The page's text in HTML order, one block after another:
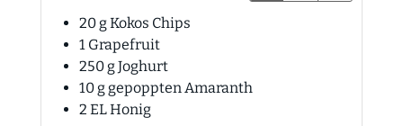
20gKokos Chips
1 Grapefruit
250gJoghurt
10ggepoppten Amaranth
2 ELHonig